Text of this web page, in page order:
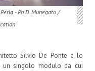
- Ph D. Munegato /
Silvio De Ponte e lo
un singolo modulo da cui